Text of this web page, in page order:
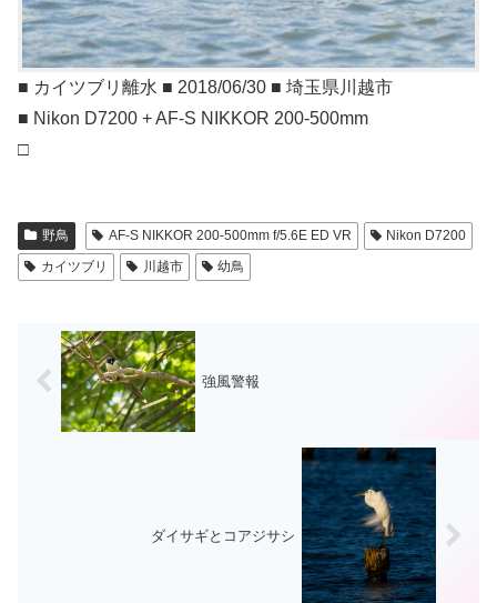
■ カイツブリ離水 ■ 2018/06/30 ■ 埼玉県川越市
■ Nikon D7200 + AF-S NIKKOR 200-500mm
□
野鳥 AF-S NIKKOR 200-500mm f/5.6E ED VR
Nikon D7200
カイツブリ
川越市 幼鳥
強風警報
ダイサギとコアジサシ